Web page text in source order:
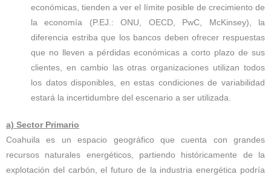
económicas, tienden a ver el límite posible de crecimiento de
la economía (P.EJ.: ONU, OECD, PwC, McKinsey), la
diferencia estriba que los bancos deben ofrecer respuestas
que no lleven a pérdidas económicas a corto plazo de sus
clientes, en cambio las otras organizaciones utilizan todos
los datos disponibles, en estas condiciones de variabilidad
estará la incertidumbre del escenario a ser utilizada.
a) Sector Primario
Coahuila es un espacio geográfico que cuenta con grandes
recursos naturales energéticos, partiendo históricamente de la
explotación del carbón, el futuro de la industria energética podría